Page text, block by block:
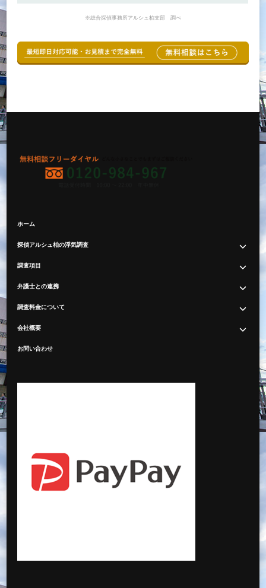
※総合探偵事務所アルシュ柏支部 調べ
ホーム
探偵アルシュ柏の浮気調査
調査項目
弁護士との連携
調査料金について
会社概要
お問い合わせ